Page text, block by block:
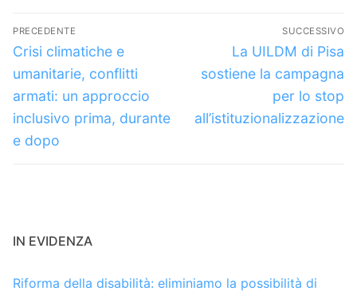
Navigazione
articoli
PRECEDENTE
Articolo
precedente:
Crisi climatiche e
umanitarie, conflitti
armati: un approccio
inclusivo prima, durante
e dopo
SUCCESSIVO
Articolo
successivo:
La UILDM di Pisa
sostiene la campagna
per lo stop
all’istituzionalizzazione
IN EVIDENZA
Riforma della disabilità: eliminiamo la possibilità di